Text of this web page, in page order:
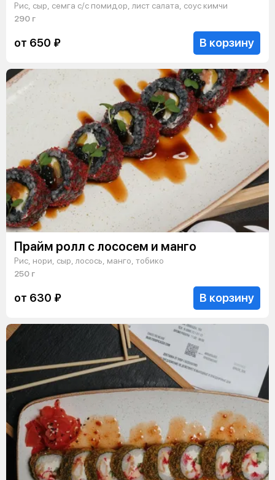
Рис, сыр, семга с/с помидор, лист салата, соус кимчи
290 г
от 650 ₽ В корзину
Прайм ролл с лососем и манго
Рис, нори, сыр, лосось, манго, тобико
250 г
от 630 ₽ В корзину